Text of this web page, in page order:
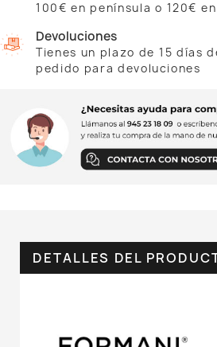
100€ en península o 120€
Devoluciones
Tienes un plazo de 15 días
pedido para devoluciones
DETALLES DEL